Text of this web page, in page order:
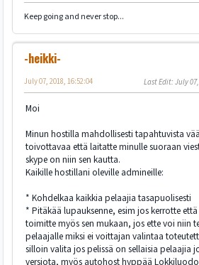
Keep going and never stop...
-heikki-
July 07, 2018, 16:52:04 Last Edit: July
Moi
Minun hostilla mahdollisesti tapahtuvista
toivottavaa että laitatte minulle suoraan
skype on niin sen kautta.
Kaikille hostillani oleville admineille:
* Kohdelkaa kaikkia pelaajia tasapuolisesti
* Pitäkää lupauksenne, esim jos kerrotte
toimitte myös sen mukaan, jos ette voi niin
pelaajalle miksi ei voittajan valintaa
silloin valita jos pelissä on sellaisia pelaajia
versiota, myös autohost hyppää